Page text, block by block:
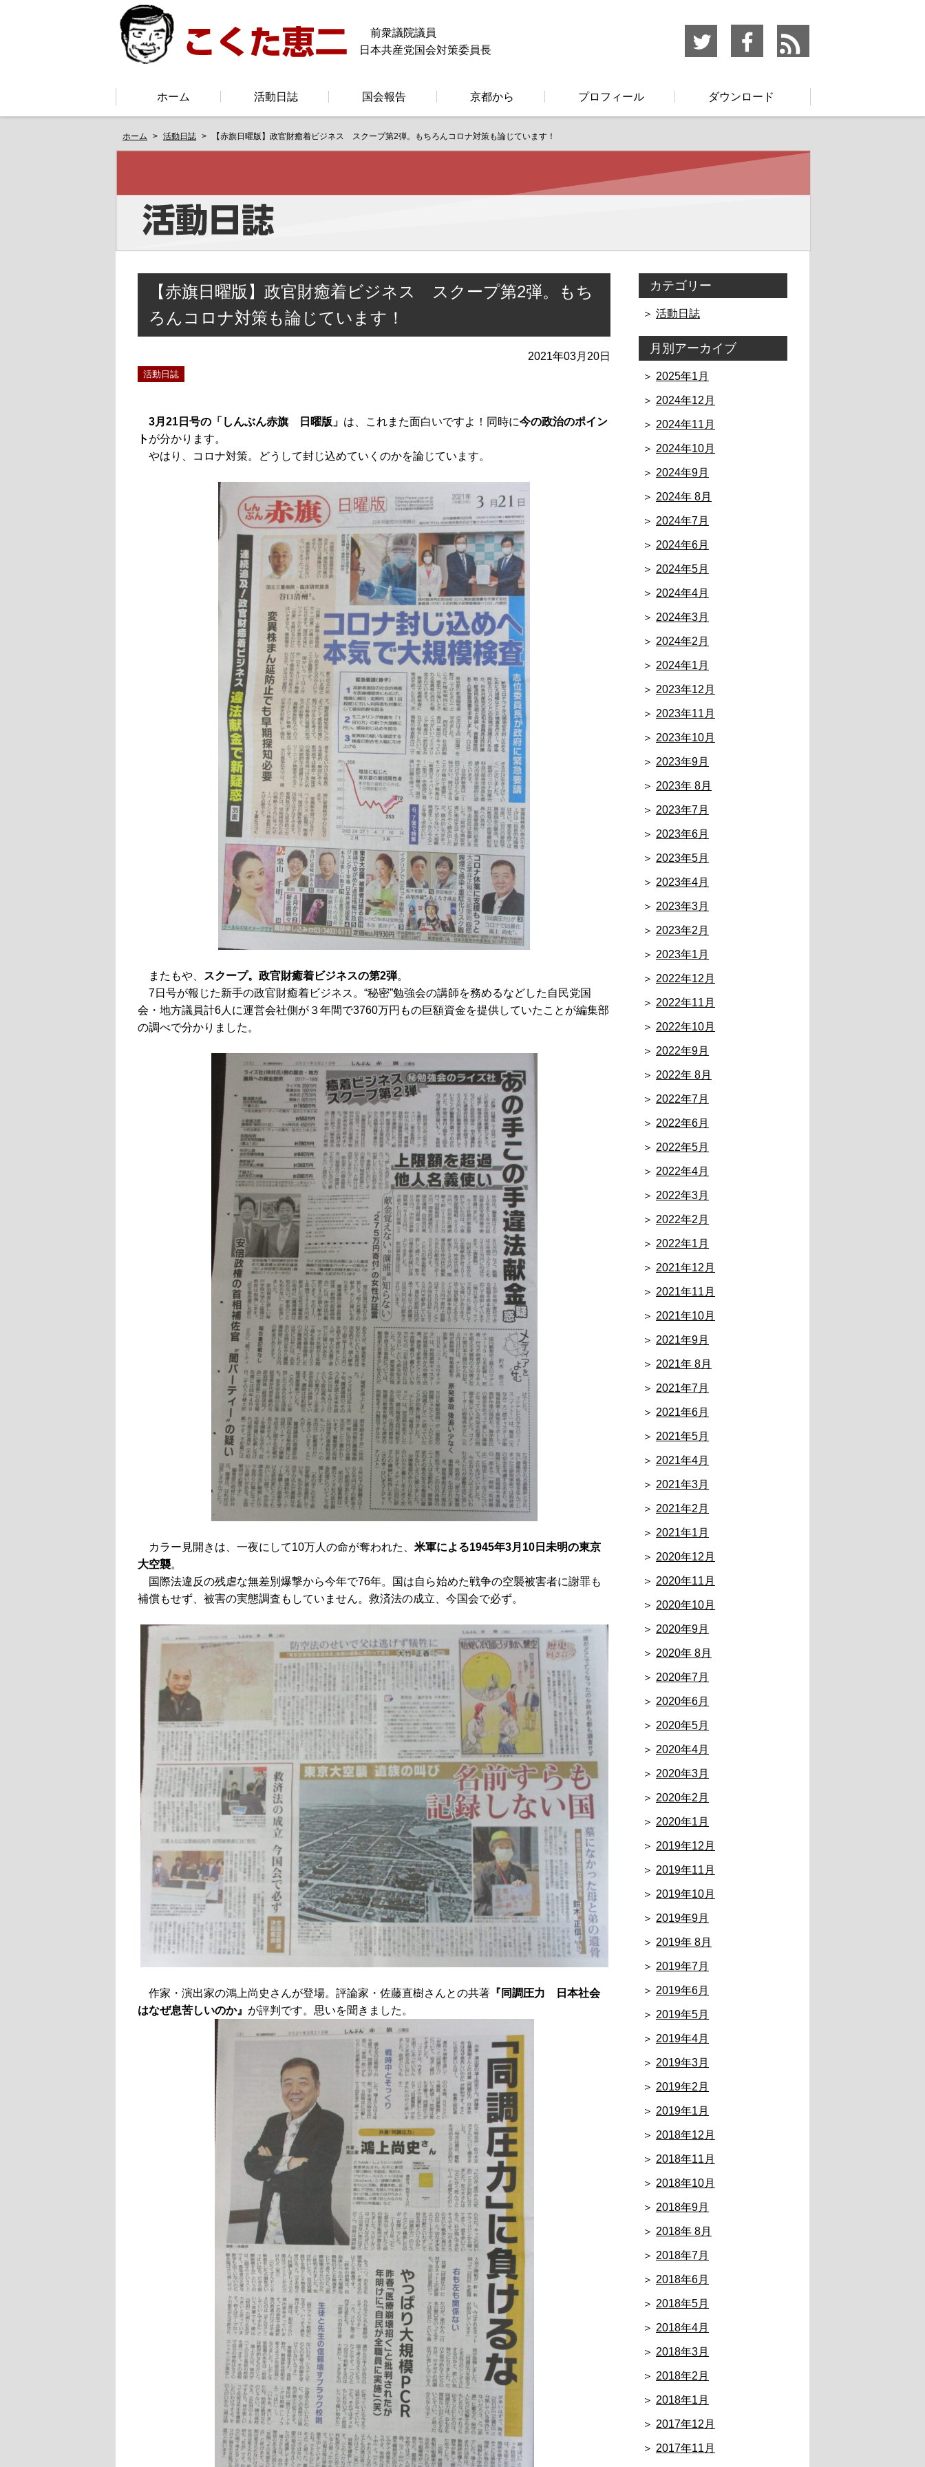
前衆議院議員
日本共産党国会対策委員長
ホーム 活動日誌 国会報告 京都から プロフィール ダウンロード
ホーム 活動日誌 【赤旗日曜版】政官財癒着ビジネス スクープ第2弾。もちろんコロナ対策も論じています！
【赤旗日曜版】政官財癒着ビジネス スクープ第2弾。もち
ろんコロナ対策も論じています！
2021年03月20日
活動日誌
3月21日号の「しんぶん赤旗 日曜版」 は、これまた面白いですよ！同時に今の政治のポイン
ト が分かります。
やはり、コロナ対策。どうして封じ込めていくのかを論じています。
またもや、 スクープ。政官財癒着ビジネスの第2弾。
7日号が報じた新手の政官財癒着ビジネス。“秘密”勉強会の講師を務めるなどした自民党国
会・地方議員計6人に運営会社側が３年間で3760万円もの巨額資金を提供していたことが編集部
の調べで分かりました。
カラー見開きは、一夜にして10万人の命が奪われた、 米軍による1945年3月10日未明の東京
大空襲。
国際法違反の残虐な無差別爆撃から今年で76年。国は自ら始めた戦争の空襲被害者に謝罪も
補償もせず、被害の実態調査もしていません。救済法の成立、今国会で必ず。
作家・演出家の鴻上尚史さんが登場。評論家・佐藤直樹さんとの共著 『同調圧力 日本社会
はなぜ息苦しいのか』 が評判です。思いを聞きました。
カテゴリー
活動日誌
月別アーカイブ
2025年1月
2024年12月
2024年11月
2024年10月
2024年9月
2024年 8月
2024年7月
2024年6月
2024年5月
2024年4月
2024年3月
2024年2月
2024年1月
2023年12月
2023年11月
2023年10月
2023年9月
2023年 8月
2023年7月
2023年6月
2023年5月
2023年4月
2023年3月
2023年2月
2023年1月
2022年12月
2022年11月
2022年10月
2022年9月
2022年 8月
2022年7月
2022年6月
2022年5月
2022年4月
2022年3月
2022年2月
2022年1月
2021年12月
2021年11月
2021年10月
2021年9月
2021年 8月
2021年7月
2021年6月
2021年5月
2021年4月
2021年3月
2021年2月
2021年1月
2020年12月
2020年11月
2020年10月
2020年9月
2020年 8月
2020年7月
2020年6月
2020年5月
2020年4月
2020年3月
2020年2月
2020年1月
2019年12月
2019年11月
2019年10月
2019年9月
2019年 8月
2019年7月
2019年6月
2019年5月
2019年4月
2019年3月
2019年2月
2019年1月
2018年12月
2018年11月
2018年10月
2018年9月
2018年 8月
2018年7月
2018年6月
2018年5月
2018年4月
2018年3月
2018年2月
2018年1月
2017年12月
2017年11月